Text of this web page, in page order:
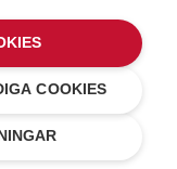
COOKIES